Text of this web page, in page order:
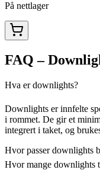
På nettlager
FAQ –
Hva er downlights?
Downlights er innfelte
i rommet. De gir et
integrert i taket, og
Hvor passer downlights
Hvor mange downlights